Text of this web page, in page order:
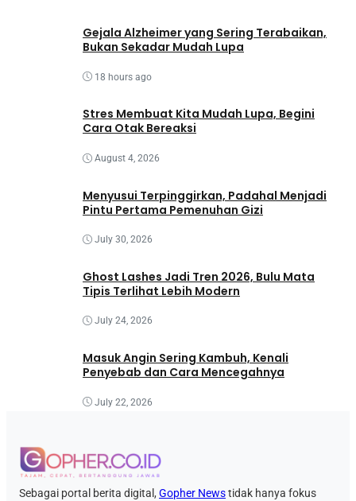
Gejala Alzheimer yang Sering Terabaikan,
Bukan Sekadar Mudah Lupa
18 hours ago
Stres Membuat Kita Mudah Lupa, Begini
Cara Otak Bereaksi
August 4, 2026
Menyusui Terpinggirkan, Padahal Menjadi
Pintu Pertama Pemenuhan Gizi
July 30, 2026
Ghost Lashes Jadi Tren 2026, Bulu Mata
Tipis Terlihat Lebih Modern
July 24, 2026
Masuk Angin Sering Kambuh, Kenali
Penyebab dan Cara Mencegahnya
July 22, 2026
Sebagai portal berita digital, Gopher Newstidak hanya fokus